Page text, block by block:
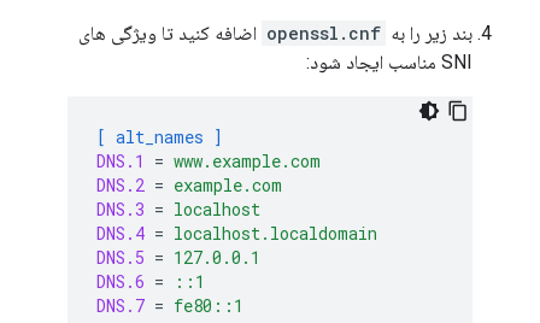
بند زیر را به openssl.cnf اضافه کنید تا ویژگی های
SNI مناسب ایجاد شود:
[ alt_names ]
DNS.1
= www.example.com
DNS.2 = example.com
DNS.3 = localhost
DNS.4 = localhost.localdomain
DNS.5 = 127.0.0.1
DNS.6 =
::1
DNS.7 = fe80::1